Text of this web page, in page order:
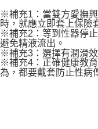
※補充1：當雙方愛撫
時，就應立即套上保險
※補充2：等到性器停
避免精液流出。
※補充3：選擇有潤滑
※補充4：正確健康教
為，都要戴套防止性病